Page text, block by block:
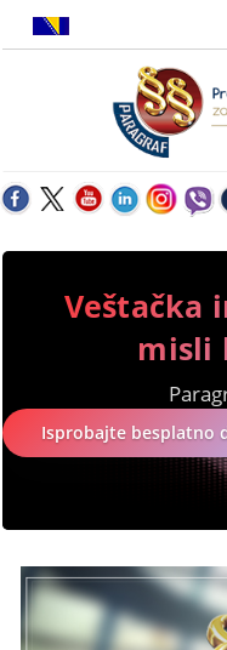
Veštačka
misli
Isprobajte besplatno